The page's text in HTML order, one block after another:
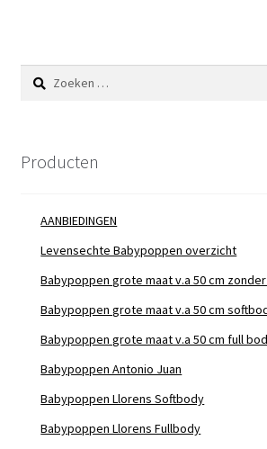
Zoeken
naar:
Producten
AANBIEDINGEN
Levensechte Babypoppen overzicht
Babypoppen grote maat v.a 50 cm
Babypoppen grote maat v.a 50 cm
Babypoppen grote maat v.a 50 cm full
Babypoppen Antonio Juan
Babypoppen Llorens Softbody
Babypoppen Llorens Fullbody